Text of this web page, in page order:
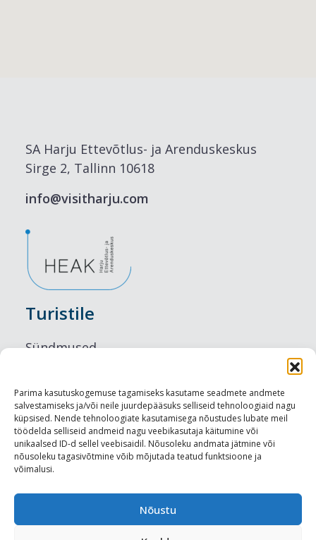
Parima kasutuskogemuse tagamiseks kasutame seadmete andmete
salvestamiseks ja/või neile juurdepääsuks selliseid tehnoloogiaid nagu
küpsised. Nende tehnoloogiate kasutamisega nõustudes lubate meil
töödelda selliseid andmeid nagu veebikasutaja käitumine või
unikaalsed ID-d sellel veebisaidil. Nõusoleku andmata jätmine või
nõusoleku tagasivõtmine võib mõjutada teatud funktsioone ja
võimalusi.
Nõustu
SA Harju Ettevõtlus- ja Arenduskeskus
Sirge 2, Tallinn 10618
info@visitharju.com
Turistile
Sündmused
Maitseelamused
Vaatamisväärsused
Visit Tallinn
Turismiprofessionaalile